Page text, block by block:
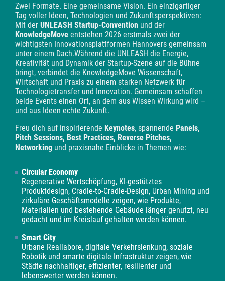
Zwei Formate. Eine gemeinsame Vision. Ein einzigartiger
Tag voller Ideen, Technologien und Zukunftsperspektiven:
Mit der UNLEASH Startup-Convention und der
KnowledgeMove entstehen 2026 erstmals zwei der
wichtigsten Innovationsplattformen Hannovers gemeinsam
unter einem Dach.Während die UNLEASH die Energie,
Kreativität und Dynamik der Startup-Szene auf die Bühne
bringt, verbindet die KnowledgeMove Wissenschaft,
Wirtschaft und Praxis zu einem starken Netzwerk für
Technologietransfer und Innovation. Gemeinsam schaffen
beide Events einen Ort, an dem aus Wissen Wirkung wird –
und aus Ideen echte Zukunft.
Freu dich auf inspirierende Keynotes, spannende Panels,
Pitch Sessions, Best Practices, Reverse Pitches,
Networking und praxisnahe Einblicke in Themen wie:
Circular Economy
Regenerative Wertschöpfung, KI-gestütztes
Produktdesign, Cradle-to-Cradle-Design, Urban Mining und
zirkuläre Geschäftsmodelle zeigen, wie Produkte,
Materialien und bestehende Gebäude länger genutzt, neu
gedacht und im Kreislauf gehalten werden können.
Smart City
Urbane Reallabore, digitale Verkehrslenkung, soziale
Robotik und smarte digitale Infrastruktur zeigen, wie
Städte nachhaltiger, effizienter, resilienter und
lebenswerter werden können.